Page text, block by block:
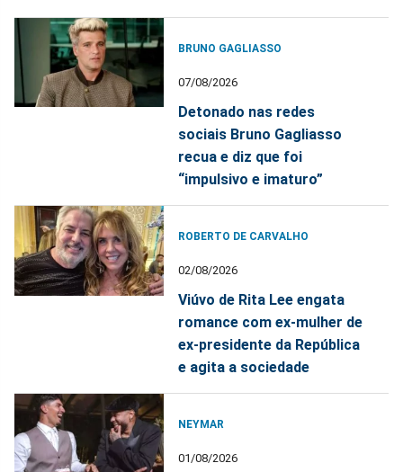
BRUNO GAGLIASSO
07/08/2026
Detonado nas redes
sociais Bruno Gagliasso
recua e diz que foi
“impulsivo e imaturo”
ROBERTO DE CARVALHO
02/08/2026
Viúvo de Rita Lee engata
romance com ex-mulher de
ex-presidente da República
e agita a sociedade
NEYMAR
01/08/2026